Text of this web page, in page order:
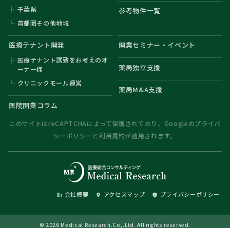
千葉県
首都圏その他地域
参考物件一覧
医療テナント開発
医療テナント誘致をお考えのオ
ーナー様
クリニックモール運営
医院開業コラム
開業セミナー・イベント
薬局独立支援
薬局M&A支援
このサイトはreCAPTCHAによって保護されており、Googleのプライバ
シーポリシーと利用規約が適用されます。
domain 会社概要 place アクセスマップ privacy_tip プライバシーポリシー
© 2026 Medical Research.Co,.Ltd. All rights reserved.